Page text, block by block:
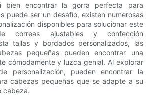
bien encontrar la gorra perfecta para
puede ser un desafío, existen numerosas
disponibles para solucionar este
correas ajustables y confección
tallas y bordados personalizados, las
pequeñas pueden encontrar una
cómodamente y luzca genial. Al explorar
personalización, pueden encontrar la
cabezas pequeñas que se adapte a su
cabeza.